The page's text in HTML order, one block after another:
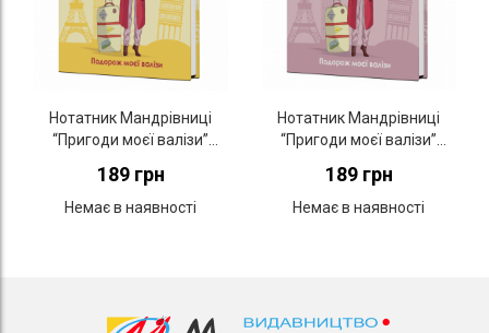
Нотатник Мандрівниці
“Пригоди моєї валізи”
189 грн
Немає в наявності
Нотатник Мандрівниці
“Пригоди моєї валізи”
189 грн
Немає в наявності